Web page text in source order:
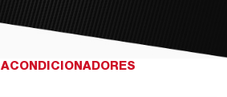
ACONDICIONADORES